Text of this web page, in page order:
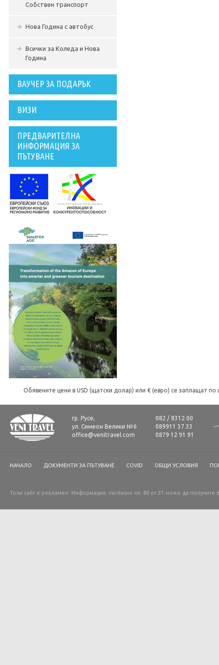
Собствен транспорт
Нова Година с автобус
Всички за Коледа и Нова
Година
ВАУЧЕР ЗА ПОДАРЪК
ВИЗИ
ПРЕДВАРИТЕЛНА
ИНФОРМАЦИЯ ЗА
ПЪТУВАНЕ
Обявените цени в USD (щатски долар) или € (евро) се заплащат
гр. Русе,
ул. Симеон Велики №6
office@venitravel.com
082 / 8312 00
089911 37 33
0879 12 91 91
НАЧАЛО ДОКУМЕНТИ ЗА ПЪТУВАНЕ COVID ОБЩИ УСЛОВИЯ
Този сайт е рекламен. Информация, съгласно чл. 80 от ЗТ може да получите